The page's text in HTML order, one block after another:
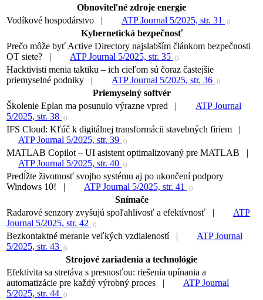
Obnoviteľné zdroje energie
Vodíkové hospodárstvo |
ATP Journal 5/2025, str. 31 ()
Kybernetická bezpečnosť
Prečo môže byť Active Directory najslabším článkom bezpečnosti
OT siete? |
ATP Journal 5/2025, str. 35 ()
Hacktivisti menia taktiku – ich cieľom sú čoraz častejšie
priemyselné podniky |
ATP Journal 5/2025, str. 36 ()
Priemyselný softvér
Školenie Eplan ma posunulo výrazne vpred |
ATP Journal
5/2025, str. 38
()
IFS Cloud: Kľúč k digitálnej transformácii stavebných firiem |
ATP Journal 5/2025, str. 39
()
MATLAB Copilot – UI asistent optimalizovaný pre MATLAB |
ATP Journal 5/2025, str. 40
()
Predĺžte životnosť svojho systému aj po ukončení podpory
Windows 10! |
ATP Journal 5/2025, str. 41 ()
Snímače
Radarové senzory zvyšujú spoľahlivosť a efektívnosť |
ATP
Journal 5/2025, str. 42
()
Bezkontaktné meranie veľkých vzdialeností |
ATP Journal
5/2025, str. 43
()
Strojové zariadenia a technológie
Efektivita sa stretáva s presnosťou: riešenia upínania a
automatizácie pre každý výrobný proces |
ATP Journal
5/2025, str. 44
()